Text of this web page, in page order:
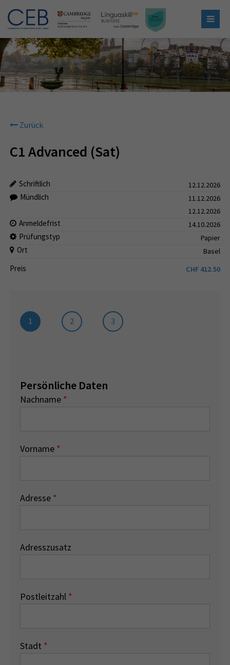
Zurück
C1 Advanced (Sat)
Schriftlich 12.12.2026
Mündlich
11.12.2026
12.12.2026
Anmeldefrist 14.10.2026
Prüfungstyp Papier
Ort Basel
Preis CHF 412.50
1 2 3
Persönliche Daten
Nachname *
Vorname *
Adresse *
Adresszusatz
Postleitzahl *
Stadt *